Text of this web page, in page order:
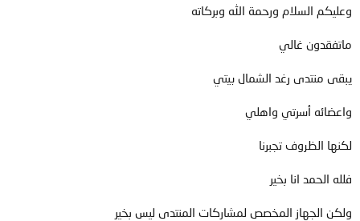
وعليكم السلام ورحمة الله وبركاته
ماتفقدون غالي
يبقى منتدى رغد الشمال بيتي
واعضائه أسرتي واهلي
لكنها الظروف تجبرنا
فلله الحمد انا بخير
ولكن الجهاز المخصص لمشاركات المنتدى ليس بخير